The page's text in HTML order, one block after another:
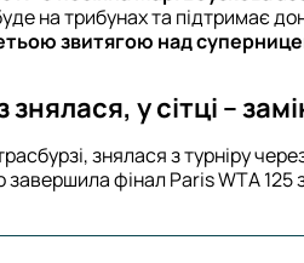
на трибунах та підтримає
звитягою над
у сітці –
знялася з турніру
фінал Paris WTA 125